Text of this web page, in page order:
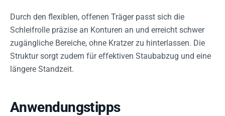
Durch den flexiblen, offenen Träger passt sich die
Schleifrolle präzise an Konturen an und erreicht schwer
zugängliche Bereiche, ohne Kratzer zu hinterlassen. Die
Struktur sorgt zudem für effektiven Staubabzug und eine
längere Standzeit.
Anwendungstipps